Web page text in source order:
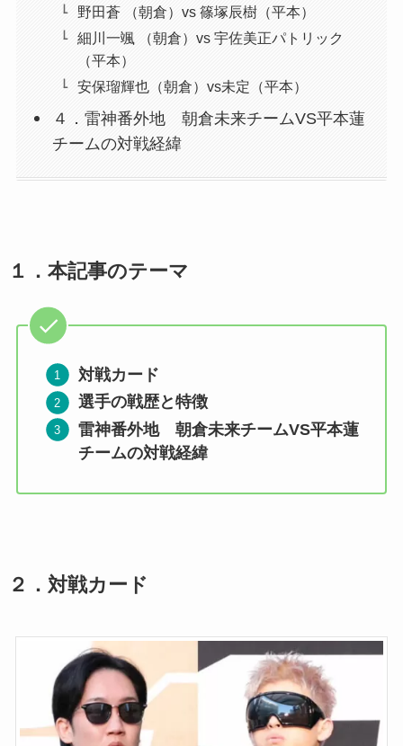
野田蒼 （朝倉）vs 篠塚辰樹（平本）
細川一颯 （朝倉）vs 宇佐美正パトリック
（平本）
安保瑠輝也（朝倉）vs未定（平本）
４．雷神番外地 朝倉未来チームVS平本蓮
チームの対戦経緯
１． 本記事のテーマ
対戦カード
選手の戦歴と特徴
雷神番外地 朝倉未来チームVS平本蓮
チームの対戦経緯
２．対戦カード